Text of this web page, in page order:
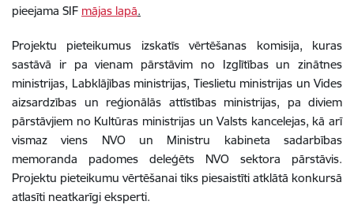
pieejama SIF mājas lapā.
Projektu pieteikumus izskatīs vērtēšanas komisija, kuras
sastāvā ir pa vienam pārstāvim no Izglītības un zinātnes
ministrijas, Labklājības ministrijas, Tieslietu ministrijas un Vides
aizsardzības un reģionālās attīstības ministrijas, pa diviem
pārstāvjiem no Kultūras ministrijas un Valsts kancelejas, kā arī
vismaz viens NVO un Ministru kabineta sadarbības
memoranda padomes deleģēts NVO sektora pārstāvis.
Projektu pieteikumu vērtēšanai tiks piesaistīti atklātā konkursā
atlasīti neatkarīgi eksperti.